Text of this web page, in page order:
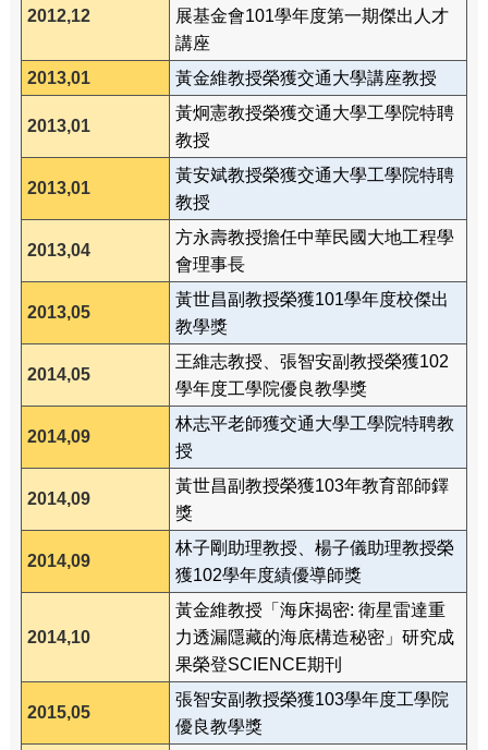
2012,12
展基金會101學年度第一期傑出人才
講座
2013,01
黃金維教授榮獲交通大學講座教授
2013,01
黃炯憲教授榮獲交通大學工學院特聘
教授
2013,01
黃安斌教授榮獲交通大學工學院特聘
教授
2013,04
方永壽教授擔任中華民國大地工程學
會理事長
2013,05
黃世昌副教授榮獲101學年度校傑出
教學獎
2014,05
王維志教授、張智安副教授榮獲102
學年度工學院優良教學獎
2014,09
林志平老師獲交通大學工學院特聘教
授
2014,09
黃世昌副教授榮獲103年教育部師鐸
獎
2014,09
林子剛助理教授、楊子儀助理教授榮
獲102學年度績優導師獎
2014,10
黃金維教授「海床揭密: 衛星雷達重
力透漏隱藏的海底構造秘密」研究成
果榮登SCIENCE期刊
2015,05
張智安副教授榮獲103學年度工學院
優良教學獎